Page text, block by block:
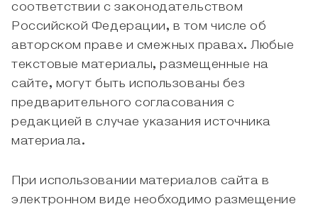
соответствии с законодательством
Российской Федерации, в том числе об
авторском праве и смежных правах. Любые
текстовые материалы, размещенные на
сайте, могут быть использованы без
предварительного согласования с
редакцией в случае указания источника
материала.
При использовании материалов сайта в
электронном виде необходимо размещение